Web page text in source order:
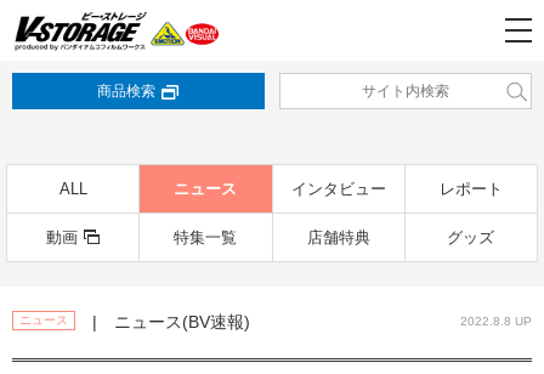
商品検索
ALL ニュース インタビュー レポート
動画 特集一覧 店舗特典 グッズ
ニュース | ニュース(BV速報) 2022.8.8 UP